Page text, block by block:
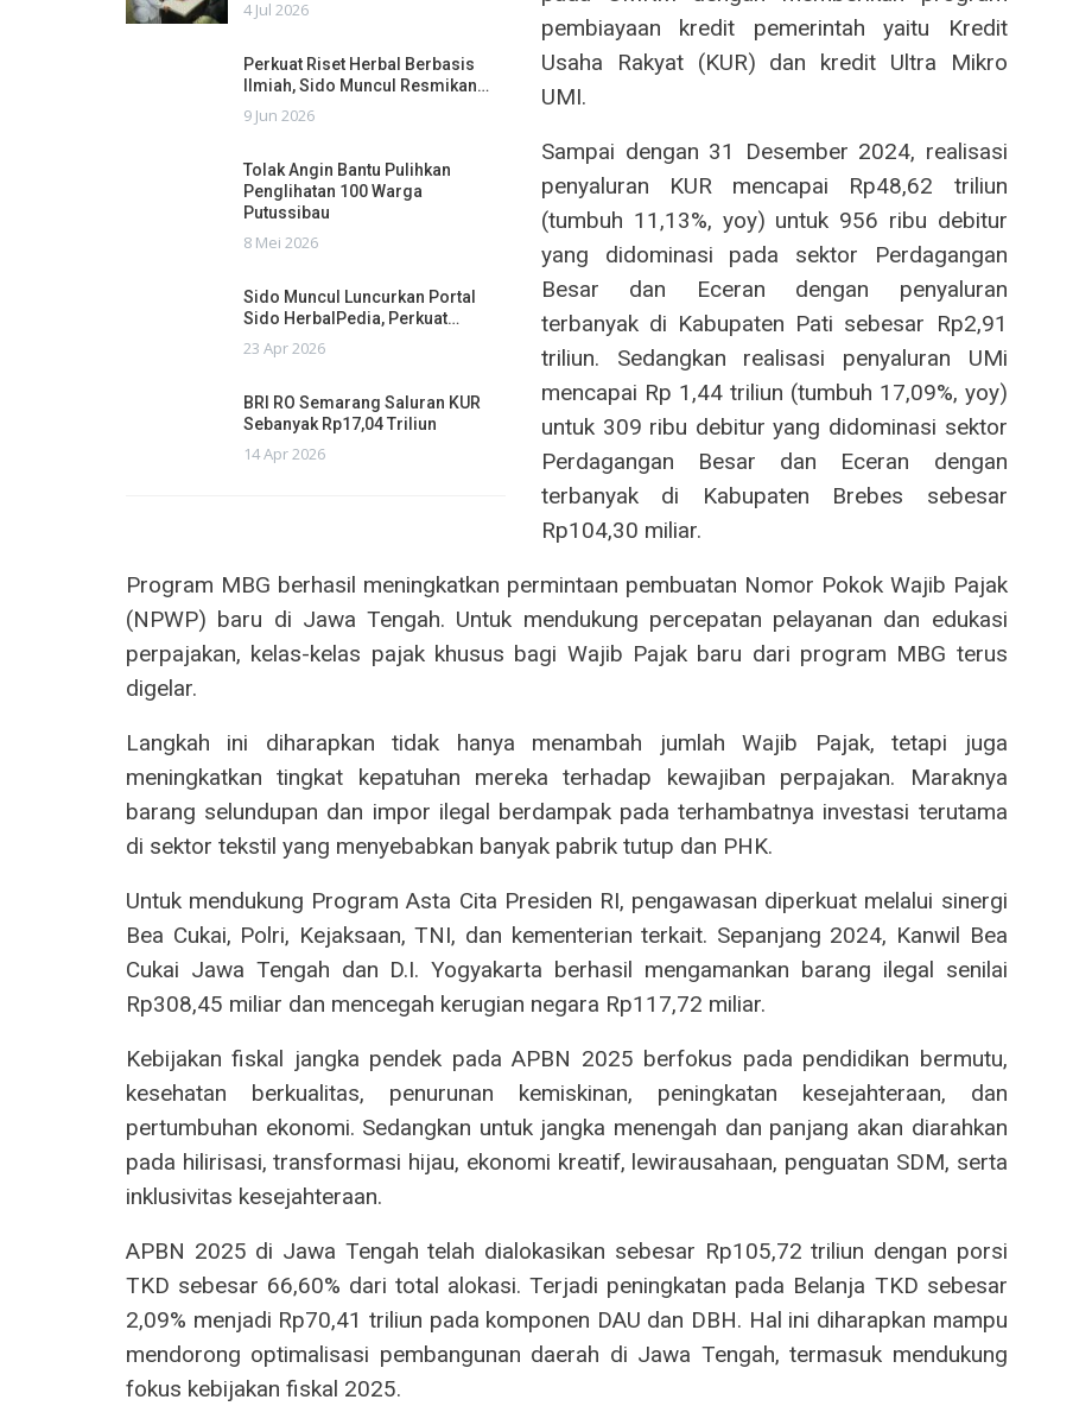
4 Jul 2026
Perkuat Riset Herbal Berbasis
Ilmiah, Sido Muncul Resmikan…
9 Jun 2026
Tolak Angin Bantu Pulihkan
Penglihatan 100 Warga
Putussibau
8 Mei 2026
Sido Muncul Luncurkan Portal
Sido HerbalPedia, Perkuat…
23 Apr 2026
BRI RO Semarang Saluran KUR
Sebanyak Rp17,04 Triliun
14 Apr 2026
pembiayaan kredit pemerintah yaitu Kredit
Usaha Rakyat (KUR) dan kredit Ultra Mikro
UMI.
Sampai dengan 31 Desember 2024, realisasi
penyaluran KUR mencapai Rp48,62 triliun
(tumbuh 11,13%, yoy) untuk 956 ribu debitur
yang didominasi pada sektor Perdagangan
Besar dan Eceran dengan penyaluran
terbanyak di Kabupaten Pati sebesar Rp2,91
triliun. Sedangkan realisasi penyaluran UMi
mencapai Rp 1,44 triliun (tumbuh 17,09%, yoy)
untuk 309 ribu debitur yang didominasi sektor
Perdagangan Besar dan Eceran dengan
terbanyak di Kabupaten Brebes sebesar
Rp104,30 miliar.
Program MBG berhasil meningkatkan permintaan pembuatan Nomor Pokok Wajib Pajak
(NPWP) baru di Jawa Tengah. Untuk mendukung percepatan pelayanan dan edukasi
perpajakan, kelas-kelas pajak khusus bagi Wajib Pajak baru dari program MBG terus
digelar.
Langkah ini diharapkan tidak hanya menambah jumlah Wajib Pajak, tetapi juga
meningkatkan tingkat kepatuhan mereka terhadap kewajiban perpajakan. Maraknya
barang selundupan dan impor ilegal berdampak pada terhambatnya investasi terutama
di sektor tekstil yang menyebabkan banyak pabrik tutup dan PHK.
Untuk mendukung Program Asta Cita Presiden RI, pengawasan diperkuat melalui sinergi
Bea Cukai, Polri, Kejaksaan, TNI, dan kementerian terkait. Sepanjang 2024, Kanwil Bea
Cukai Jawa Tengah dan D.I. Yogyakarta berhasil mengamankan barang ilegal senilai
Rp308,45 miliar dan mencegah kerugian negara Rp117,72 miliar.
Kebijakan fiskal jangka pendek pada APBN 2025 berfokus pada pendidikan bermutu,
kesehatan berkualitas, penurunan kemiskinan, peningkatan kesejahteraan, dan
pertumbuhan ekonomi. Sedangkan untuk jangka menengah dan panjang akan diarahkan
pada hilirisasi, transformasi hijau, ekonomi kreatif, lewirausahaan, penguatan SDM, serta
inklusivitas kesejahteraan.
APBN 2025 di Jawa Tengah telah dialokasikan sebesar Rp105,72 triliun dengan porsi
TKD sebesar 66,60% dari total alokasi. Terjadi peningkatan pada Belanja TKD sebesar
2,09% menjadi Rp70,41 triliun pada komponen DAU dan DBH. Hal ini diharapkan mampu
mendorong optimalisasi pembangunan daerah di Jawa Tengah, termasuk mendukung
fokus kebijakan fiskal 2025.